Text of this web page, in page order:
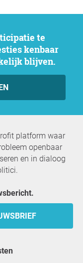
kenbaar
blijven.
platform waar
openbaar
en in dialoog